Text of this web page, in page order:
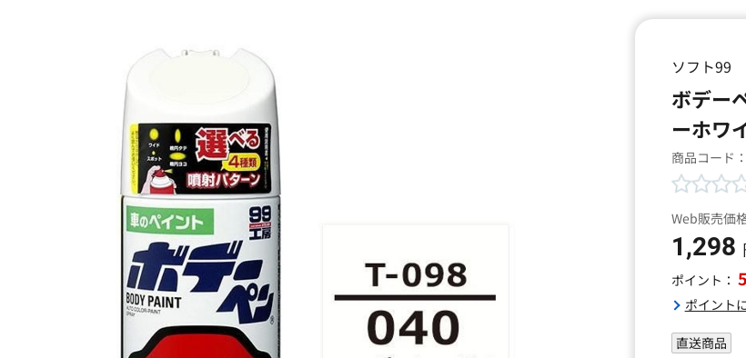
ソフト99
ボデー
ーホワ
商品コード：
Web販売価
1,298
ポイント： 5
ポイント
直送商品